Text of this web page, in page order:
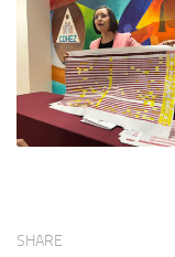
SHARE